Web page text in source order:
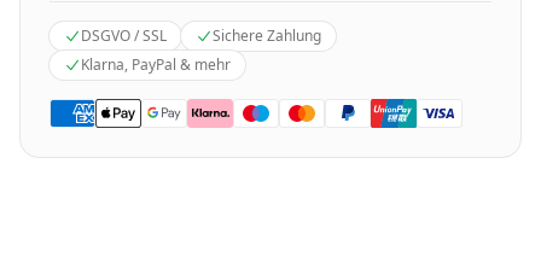
DSGVO / SSL
Sichere Zahlung
Klarna, PayPal & mehr